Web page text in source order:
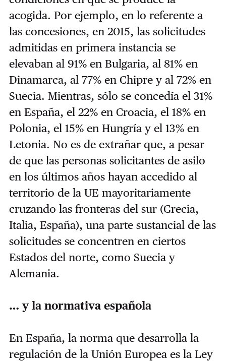
acogida. Por ejemplo, en lo referente a
las concesiones, en 2015, las solicitudes
admitidas en primera instancia se
elevaban al 91% en Bulgaria, al 81% en
Dinamarca, al 77% en Chipre y al 72% en
Suecia. Mientras, sólo se concedía el 31%
en España, el 22% en Croacia, el 18% en
Polonia, el 15% en Hungría y el 13% en
Letonia. No es de extrañar que, a pesar
de que las personas solicitantes de asilo
en los últimos años hayan accedido al
territorio de la UE mayoritariamente
cruzando las fronteras del sur (Grecia,
Italia, España), una parte sustancial de las
solicitudes se concentren en ciertos
Estados del norte, como Suecia y
Alemania.
… y la normativa española
En España, la norma que desarrolla la
regulación de la Unión Europea es la Ley